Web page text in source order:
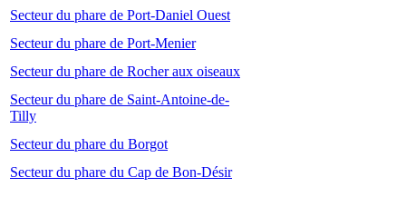
Secteur du phare de Port-Daniel Ouest
Secteur du phare de Port-Menier
Secteur du phare de Rocher aux oiseaux
Secteur du phare de Saint-Antoine-de-
Tilly
Secteur du phare du Borgot
Secteur du phare du Cap de Bon-Désir